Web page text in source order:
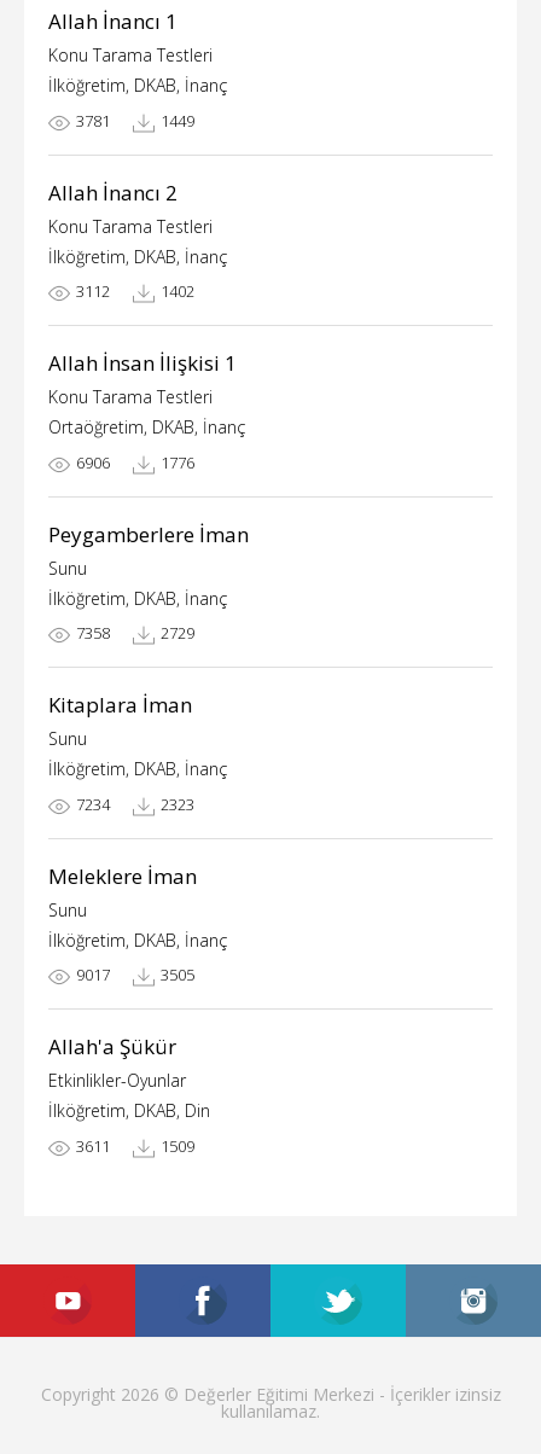
Allah İnancı 1
Konu Tarama Testleri
İlköğretim, DKAB, İnanç
3781 1449
Allah İnancı 2
Konu Tarama Testleri
İlköğretim, DKAB, İnanç
3112 1402
Allah İnsan İlişkisi 1
Konu Tarama Testleri
Ortaöğretim, DKAB, İnanç
6906 1776
Peygamberlere İman
Sunu
İlköğretim, DKAB, İnanç
7358 2729
Kitaplara İman
Sunu
İlköğretim, DKAB, İnanç
7234 2323
Meleklere İman
Sunu
İlköğretim, DKAB, İnanç
9017 3505
Allah'a Şükür
Etkinlikler-Oyunlar
İlköğretim, DKAB, Din
3611 1509
Copyright 2026 © Değerler Eğitimi Merkezi - İçerikler izinsiz
kullanılamaz.